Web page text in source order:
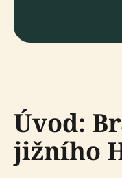
Úvod:
jižního